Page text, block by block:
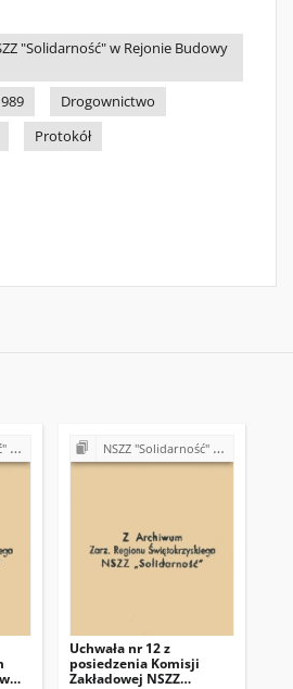
"Solidarność" w Rejonie Budowy
Drogownictwo
Protokół
NSZZ "Solidarność" w Rejonie Budowy Dróg w Kielcach
Uchwała nr 12 z
posiedzenia Komisji
Zakładowej NSZZ